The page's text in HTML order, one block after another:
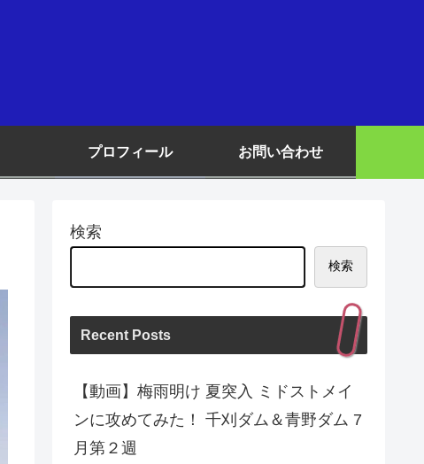
プロフィール お問い合わせ
検索
検索
Recent Posts
【動画】梅雨明け 夏突入 ミドストメイ
ンに攻めてみた！ 千刈ダム＆青野ダム 7
月第２週